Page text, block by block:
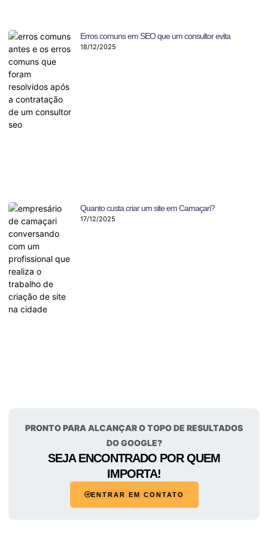
Erros comuns em SEO que um consultor evita
18/12/2025
Quanto custa criar um site em Camaçari?
17/12/2025
PRONTO PARA ALCANÇAR O TOPO DE RESULTADOS
DO GOOGLE?
SEJA ENCONTRADO POR QUEM
IMPORTA!
ENTRAR EM CONTATO